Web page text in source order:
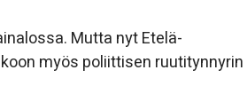
Mutta nyt Etelä-
myös poliittisen ruutitynnyrin